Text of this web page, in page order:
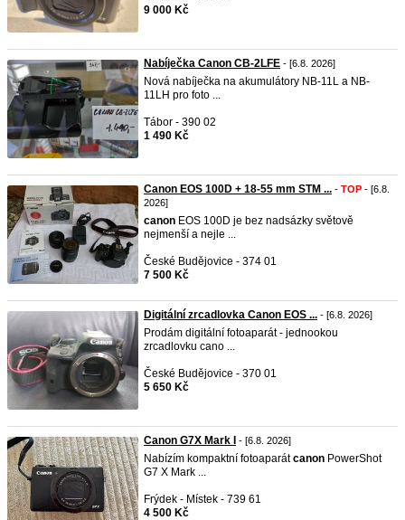
9 000 Kč
Nabíječka Canon CB-2LFE - [6.8. 2026]
Nová nabíječka na akumulátory NB-11L a NB-
11LH pro foto ...
Tábor - 390 02
1 490 Kč
Canon EOS 100D + 18-55 mm STM ... - TOP - [6.8.
2026]
canon EOS 100D je bez nadsázky světově
nejmenší a nejle ...
České Budějovice - 374 01
7 500 Kč
Digitální zrcadlovka Canon EOS ... - [6.8. 2026]
Prodám digitální fotoaparát - jednookou
zrcadlovku cano ...
České Budějovice - 370 01
5 650 Kč
Canon G7X Mark I - [6.8. 2026]
Nabízím kompaktní fotoaparátcanon PowerShot
G7 X Mark ...
Frýdek - Místek - 739 61
4 500 Kč